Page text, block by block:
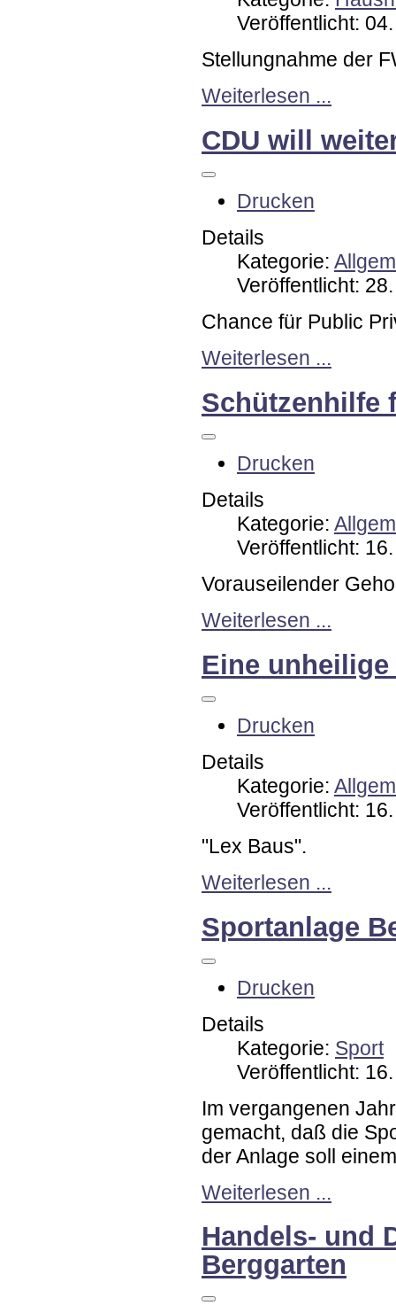
Veröffentlicht:
Stellungnahme der
Weiterlesen ...
CDU will
Drucken
Details
Kategorie:
Veröffentlicht:
Chance für Public
Weiterlesen ...
Schützenhilfe
Drucken
Details
Kategorie:
Veröffentlicht:
Vorauseilender
Weiterlesen ...
Eine
Drucken
Details
Kategorie:
Veröffentlicht:
"Lex Baus".
Weiterlesen ...
Sportanlage
Drucken
Details
Kategorie: Sport
Veröffentlicht:
Im vergangenen
gemacht, daß die
der Anlage soll
Weiterlesen ...
Handels- und
Berggarten